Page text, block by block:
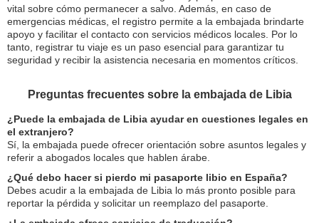
vital sobre cómo permanecer a salvo. Además, en caso de
emergencias médicas, el registro permite a la embajada brindarte
apoyo y facilitar el contacto con servicios médicos locales. Por lo
tanto, registrar tu viaje es un paso esencial para garantizar tu
seguridad y recibir la asistencia necesaria en momentos críticos.
Preguntas frecuentes sobre la embajada de Libia
¿Puede la embajada de Libia ayudar en cuestiones legales en
el extranjero?
Sí, la embajada puede ofrecer orientación sobre asuntos legales y
referir a abogados locales que hablen árabe.
¿Qué debo hacer si pierdo mi pasaporte libio en España?
Debes acudir a la embajada de Libia lo más pronto posible para
reportar la pérdida y solicitar un reemplazo del pasaporte.